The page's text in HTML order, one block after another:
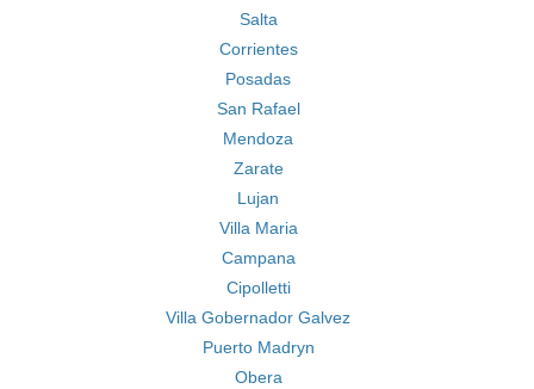
Salta
Corrientes
Posadas
San Rafael
Mendoza
Zarate
Lujan
Villa Maria
Campana
Cipolletti
Villa Gobernador Galvez
Puerto Madryn
Obera